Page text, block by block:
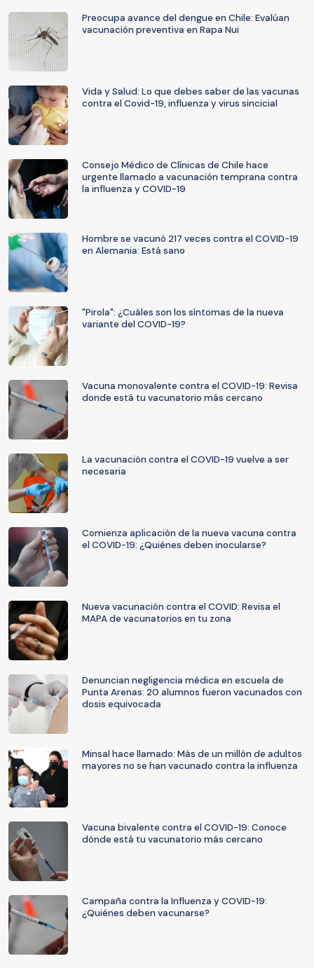
Preocupa avance del dengue en Chile: Evalúan
vacunación preventiva en Rapa Nui
Vida y Salud: Lo que debes saber de las vacunas
contra el Covid-19, influenza y virus sincicial
Consejo Médico de Clínicas de Chile hace
urgente llamado a vacunación temprana contra
la influenza y COVID-19
Hombre se vacunó 217 veces contra el COVID-19
en Alemania: Está sano
"Pirola": ¿Cuáles son los síntomas de la nueva
variante del COVID-19?
Vacuna monovalente contra el COVID-19: Revisa
donde está tu vacunatorio más cercano
La vacunación contra el COVID-19 vuelve a ser
necesaria
Comienza aplicación de la nueva vacuna contra
el COVID-19: ¿Quiénes deben inocularse?
Nueva vacunación contra el COVID: Revisa el
MAPA de vacunatorios en tu zona
Denuncian negligencia médica en escuela de
Punta Arenas: 20 alumnos fueron vacunados con
dosis equivocada
Minsal hace llamado: Más de un millón de adultos
mayores no se han vacunado contra la influenza
Vacuna bivalente contra el COVID-19: Conoce
dónde está tu vacunatorio más cercano
Campaña contra la Influenza y COVID-19:
¿Quiénes deben vacunarse?